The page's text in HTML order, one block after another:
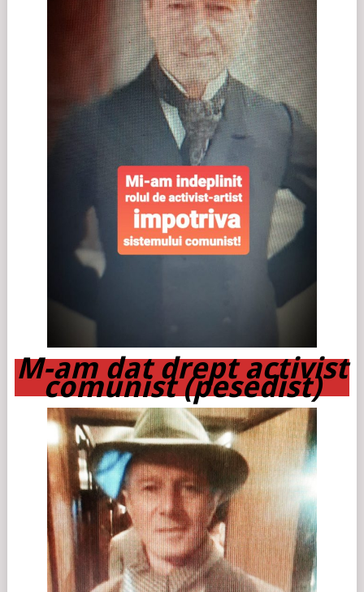
M-am dat drept activist
comunist (pesedist)